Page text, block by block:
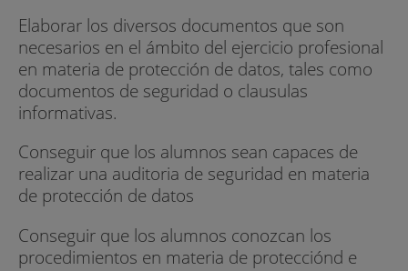
Elaborar los diversos documentos que son
necesarios en el ámbito del ejercicio profesional
en materia de protección de datos, tales como
documentos de seguridad o clausulas
informativas.
Conseguir que los alumnos sean capaces de
realizar una auditoria de seguridad en materia
de protección de datos
Conseguir que los alumnos conozcan los
procedimientos en materia de protecciónd e